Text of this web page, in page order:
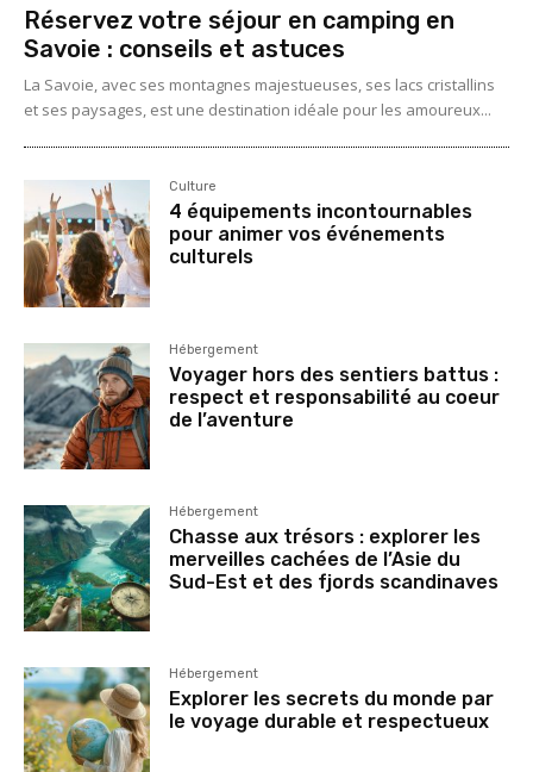
Réservez votre séjour en camping en
Savoie : conseils et astuces
La Savoie, avec ses montagnes majestueuses, ses lacs cristallins
et ses paysages, est une destination idéale pour les amoureux...
Culture
4 équipements incontournables
pour animer vos événements
culturels
Hébergement
Voyager hors des sentiers battus :
respect et responsabilité au coeur
de l’aventure
Hébergement
Chasse aux trésors : explorer les
merveilles cachées de l’Asie du
Sud-Est et des fjords scandinaves
Hébergement
Explorer les secrets du monde par
le voyage durable et respectueux